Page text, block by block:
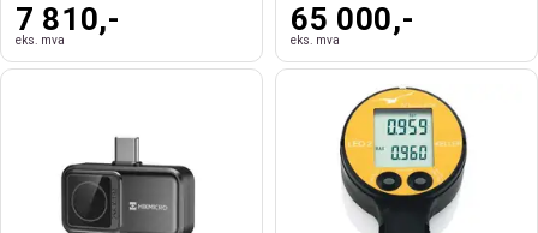
7 810,-
eks. mva
65 000,-
eks. mva